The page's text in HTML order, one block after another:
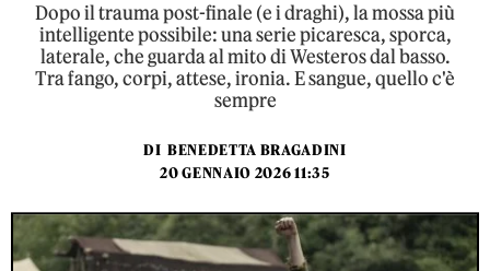
Dopo il trauma post-finale (e i draghi), la mossa più
intelligente possibile: una serie picaresca, sporca,
laterale, che guarda al mito di Westeros dal basso.
Tra fango, corpi, attese, ironia. E sangue, quello c'è
sempre
DI BENEDETTA BRAGADINI
20 GENNAIO 2026 11:35